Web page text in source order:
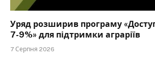
Уряд розширив програму
7-9%» для підтримки аграріїв
7 Серпня 2026